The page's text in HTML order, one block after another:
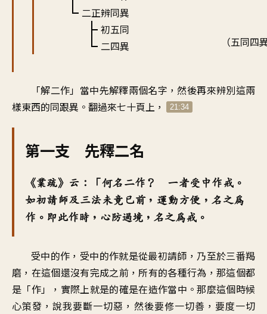
二正辨同異
初五同
二四異
（五同四
「解二作」當中先解釋兩個名字，然後再來辨別這兩
樣東西的同跟異。翻過來七十頁上，
21:34
第一支 先釋二名
《業疏》云：「何名二作？ 一者受中作戒。
如初請師及三法未竟已前，運動方便，名之為
作。即此作時，心防過境，名之為戒。
受中的作，受中的作就是從最初請師，乃至於三番羯
磨，在這個還沒有完成之前，所有的各種行為，那這個都
是「作」，實際上就是的確是在造作當中。那麼這個時候
心策發，說我要斷一切惡，然後要修一切善，要度一切